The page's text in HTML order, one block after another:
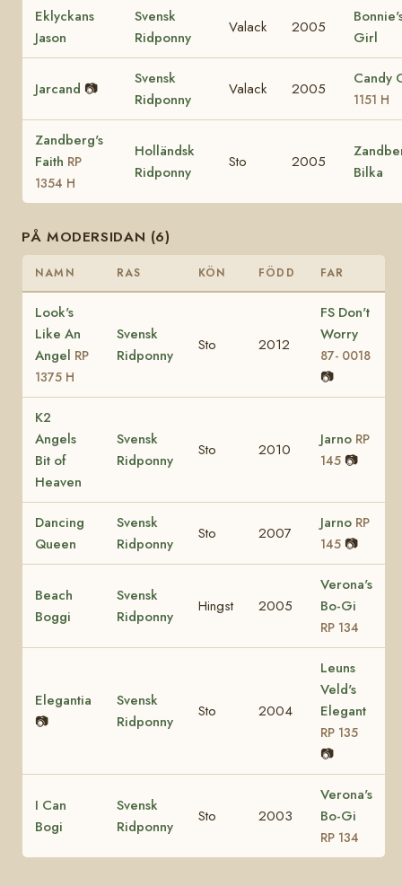
Eklyckans
Jason
Svensk
Ridponny
Valack 2005
Girl
Jarcand 📷
Svensk
Ridponny
Valack 2005
Candy
1151 H
Zandberg's
Faith RP
1354 H
Holländsk
Ridponny
Sto 2005
Bilka
PÅ MODERSIDAN (6)
NAMN RAS KÖN FÖDD FAR
Look's
Like An
Angel RP
1375 H
Svensk
Ridponny
Sto 2012
FS Don't
Worry
87- 0018
📷
K2
Angels
Bit of
Heaven
Svensk
Ridponny
Sto 2010
Jarno RP
145 📷
Dancing
Queen
Svensk
Ridponny
Sto 2007
Jarno RP
145 📷
Beach
Boggi
Svensk
Ridponny
Hingst 2005
Verona's
Bo-Gi
RP 134
Elegantia
📷
Svensk
Ridponny
Sto 2004
Leuns
Veld's
Elegant
RP 135
📷
I Can
Bogi
Svensk
Ridponny
Sto 2003
Verona's
Bo-Gi
RP 134